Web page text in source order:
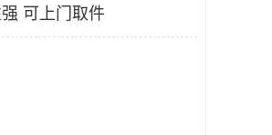
可上门取件